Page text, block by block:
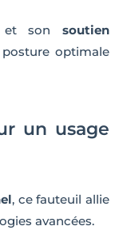
et son soutien
optimale
un usage
, ce fauteuil allie
avancées.